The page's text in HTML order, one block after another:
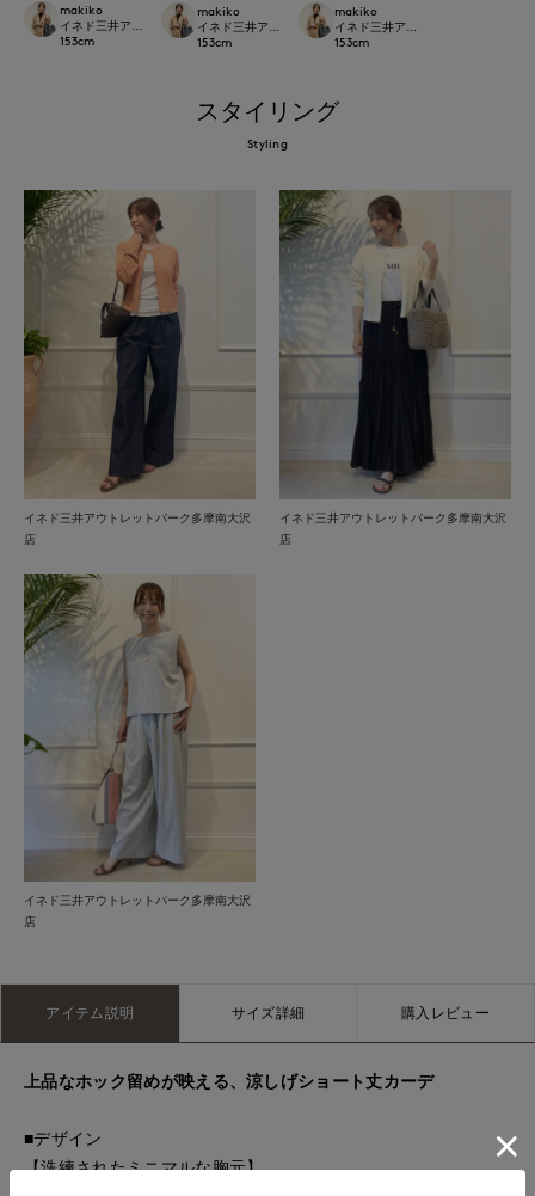
makiko
イネド三井アウトレットパーク多摩南大沢店
153cm
makiko
イネド三井アウトレットパーク多摩南大沢店
153cm
makiko
イネド三井アウトレットパーク多摩
153cm
スタイリング
Styling
イネド三井アウトレットパーク多摩南大沢
店
イネド三井アウトレットパーク多摩南大沢
店
イネド三井アウトレットパーク多摩南大沢
店
アイテム説明 サイズ詳細 購入レビュー
上品なホック留めが映える、涼しげショート丈カーデ
■デザイン
【洗練されたミニマルな胸元】